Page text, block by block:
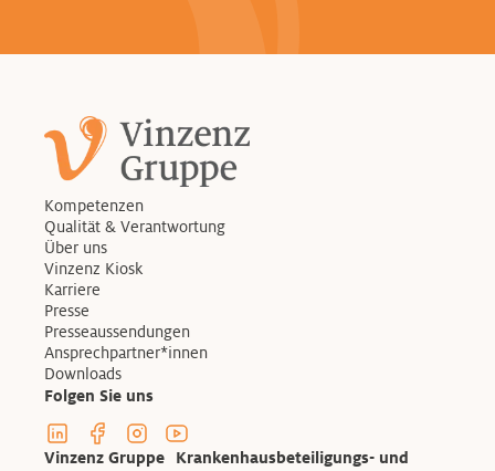
Kompetenzen
Qualität & Verantwortung
Über uns
Vinzenz Kiosk
Karriere
Presse
Presseaussendungen
Ansprechpartner*innen
Downloads
Folgen Sie uns
Linkedin Profil der Vinzenzgruppe
Facebook Profil der Vinzenzgruppe
Instagram Profil der Vinzenzgruppe
Youtube Kanal der Vinzenzgruppe
Vinzenz Gruppe Krankenhausbeteiligungs- und